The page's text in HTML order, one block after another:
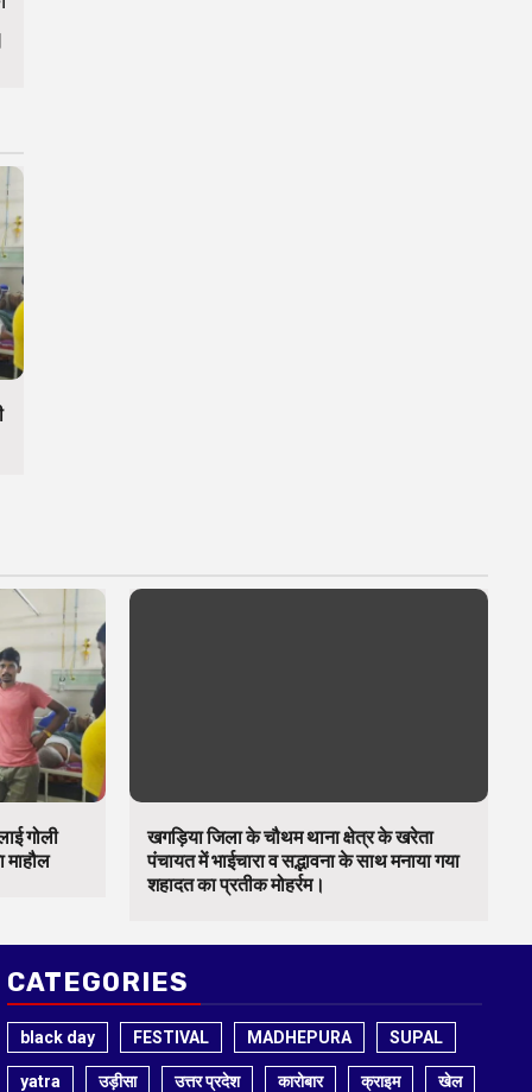
गोली
माहौल
खगड़िया जिला के चौथम थाना क्षेत्र के खरेता
पंचायत में भाईचारा व सद्भावना के साथ मनाया गया
शहादत का प्रतीक मोहर्रम।
CATEGORIES
black day FESTIVAL MADHEPURA SUPAL
yatra उड़ीसा उत्तर प्रदेश कारोबार क्राइम खेल